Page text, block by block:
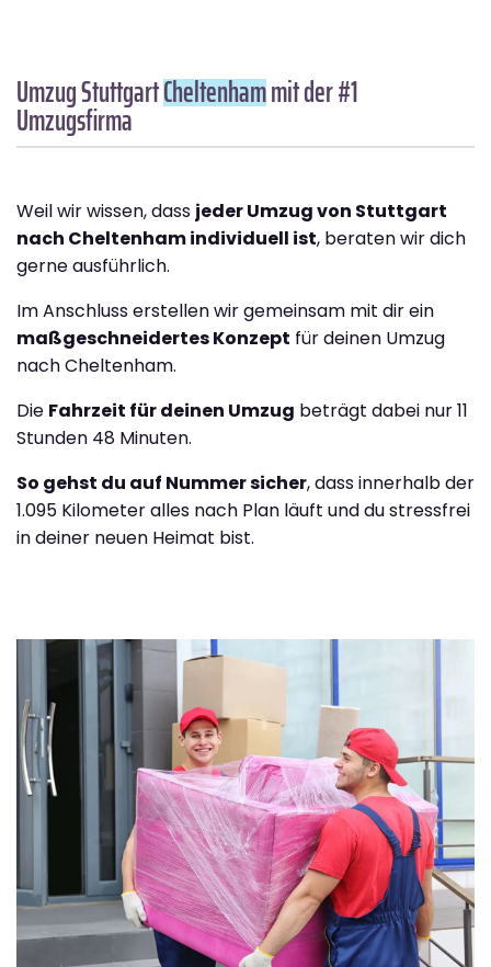
Umzug StuttgartCheltenhammit der #1
Umzugsfirma
Weil wir wissen, dass jeder Umzug von Stuttgart
nach Cheltenham individuell ist, beraten wir dich
gerne ausführlich.
Im Anschluss erstellen wir gemeinsam mit dir ein
maßgeschneidertes Konzept für deinen Umzug
nach Cheltenham.
Die Fahrzeit für deinen Umzug beträgt dabei nur 11
Stunden 48 Minuten.
So gehst du auf Nummer sicher, dass innerhalb der
1.095 Kilometer alles nach Plan läuft und du stressfrei
in deiner neuen Heimat bist.